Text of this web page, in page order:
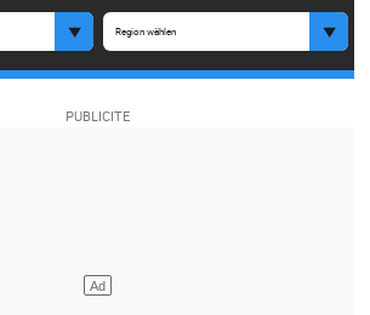
Region wählen